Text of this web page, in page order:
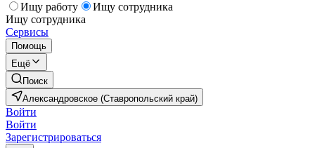
Ищу работу
Ищу сотрудника
Ищу сотрудника
Сервисы
Помощь
Ещё
Поиск
Александровское (Ставропольский край)
Войти
Войти
Зарегистрироваться